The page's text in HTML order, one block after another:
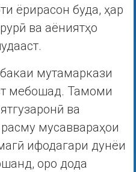
ёрирасон буда, ҳар
ва аёниятҳо
мутамаркази
мебошад. Тамоми
ва
мусаввараҳои
ифодагари дунёи
оро дода